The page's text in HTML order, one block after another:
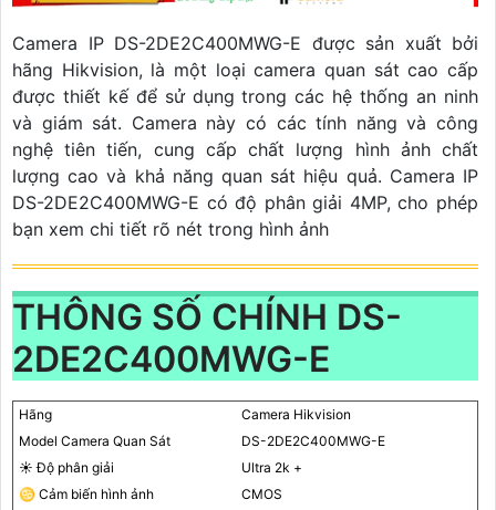
Camera IP DS-2DE2C400MWG-E được sản xuất bởi
hãng Hikvision, là một loại camera quan sát cao cấp
được thiết kế để sử dụng trong các hệ thống an ninh
và giám sát. Camera này có các tính năng và công
nghệ tiên tiến, cung cấp chất lượng hình ảnh chất
lượng cao và khả năng quan sát hiệu quả. Camera IP
DS-2DE2C400MWG-E có độ phân giải 4MP, cho phép
bạn xem chi tiết rõ nét trong hình ảnh
THÔNG SỐ CHÍNH DS-
2DE2C400MWG-E
Hãng
Camera Hikvision
Model Camera Quan Sát
DS-2DE2C400MWG-E
☀️ Độ phân giải
Ultra 2k +
♋ Cảm biến hình ảnh
CMOS